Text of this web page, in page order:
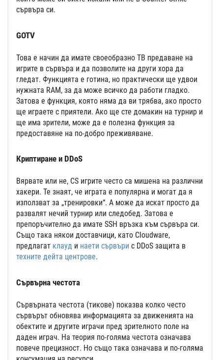
сървъра си.
GOTV
Това е начин да имате своеобразно ТВ предаване на
игрите в сървъра и да позволите на други хора да
гледат. Функцията е готина, но практически ще удвои
нужната RAM, за да може всичко да работи гладко.
Затова е функция, която няма да ви трябва, ако просто
ще играете с приятели. Ако ще сте домакин на турнир и
ще има зрители, може да е полезна функция за
предоставяне на по-добро преживяване.
Криптиране и DDoS
Вярвате или не, CS игрите често са мишена на различни
хакери. Те знаят, че играта е популярна и могат да я
използват за „тренировки“. А може да искат просто да
развалят нечий турнир или следобед. Затова е
препоръчително да имате SSH връзка към сървъра си.
Също така някои доставчици, като Cloudware,
предлагат клауд и наети сървъри с DDoS защита в
техните дейта центрове.
Сървърна честота
Сървърната честота (тикове) показва колко често
сървърът обновява информацията за движенията на
обектите и другите играчи пред зрителното поле на
даден играч. На теория по-голяма честота означава
повече прецизност. Но също така означава и по-голяма